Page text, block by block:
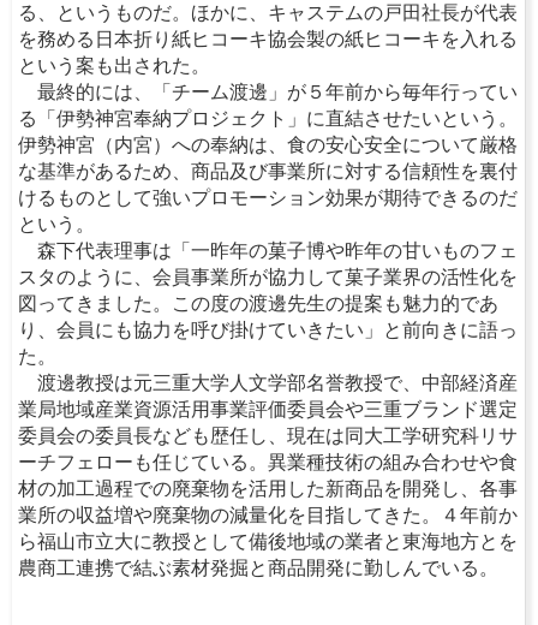
る、というものだ。ほかに、キャステムの戸田社長が代表
を務める日本折り紙ヒコーキ協会製の紙ヒコーキを入れる
という案も出された。
最終的には、「チーム渡邊」が５年前から毎年行ってい
る「伊勢神宮奉納プロジェクト」に直結させたいという。
伊勢神宮（内宮）への奉納は、食の安心安全について厳格
な基準があるため、商品及び事業所に対する信頼性を裏付
けるものとして強いプロモーション効果が期待できるのだ
という。
森下代表理事は「一昨年の菓子博や昨年の甘いものフェ
スタのように、会員事業所が協力して菓子業界の活性化を
図ってきました。この度の渡邊先生の提案も魅力的であ
り、会員にも協力を呼び掛けていきたい」と前向きに語っ
た。
渡邊教授は元三重大学人文学部名誉教授で、中部経済産
業局地域産業資源活用事業評価委員会や三重ブランド選定
委員会の委員長なども歴任し、現在は同大工学研究科リサ
ーチフェローも任じている。異業種技術の組み合わせや食
材の加工過程での廃棄物を活用した新商品を開発し、各事
業所の収益増や廃棄物の減量化を目指してきた。４年前か
ら福山市立大に教授として備後地域の業者と東海地方とを
農商工連携で結ぶ素材発掘と商品開発に勤しんでいる。